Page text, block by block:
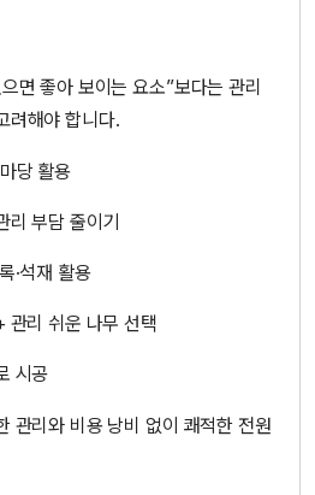
면 좋아 보이는 요소”보다는 관리
려해야 합니다.
당 활용
리 부담 줄이기
·석재 활용
관리 쉬운 나무 선택
시공
관리와 비용 낭비 없이 쾌적한 전원